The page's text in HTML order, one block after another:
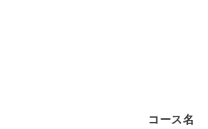
コース名